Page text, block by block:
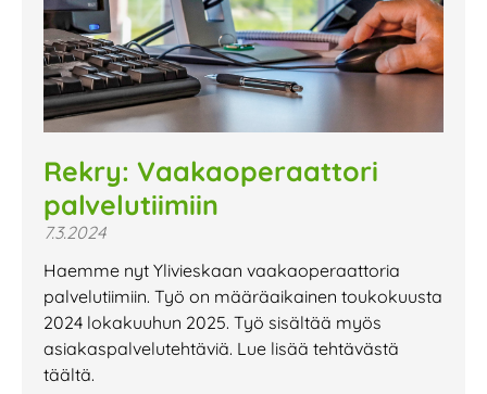
Rekry: Vaakaoperaattori
palvelutiimiin
7.3.2024
Haemme nyt Ylivieskaan vaakaoperaattoria
palvelutiimiin. Työ on määräaikainen toukokuusta
2024 lokakuuhun 2025. Työ sisältää myös
asiakaspalvelutehtäviä. Lue lisää tehtävästä
täältä.